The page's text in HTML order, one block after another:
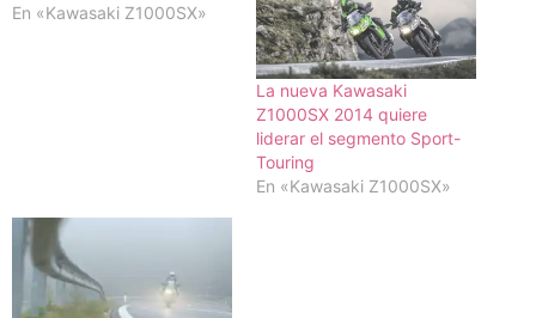
En «Kawasaki Z1000SX»
La nueva Kawasaki
Z1000SX 2014 quiere
liderar el segmento Sport-
Touring
En «Kawasaki Z1000SX»